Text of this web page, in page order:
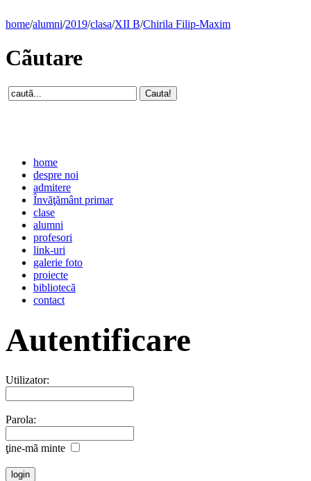
home/alumni/2019/clasa/XII B/Chirila Filip-Maxim
Cãutare
home
despre noi
admitere
Învăţământ primar
clase
alumni
profesori
link-uri
galerie foto
proiecte
bibliotecă
contact
Autentificare
Utilizator:
Parola:
ţine-mã minte